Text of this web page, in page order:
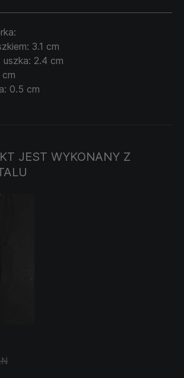
3.1 cm
uszka: 2.4 cm
cm
0.5 cm
JEST WYKONANY Z